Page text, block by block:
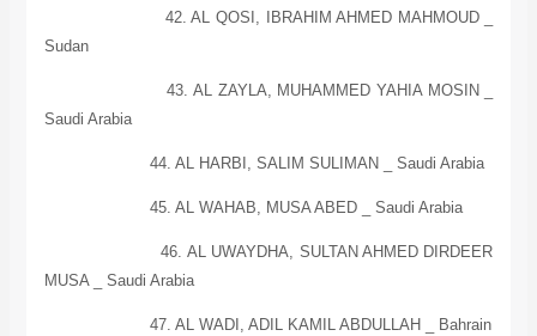
42. AL QOSI, IBRAHIM AHMED MAHMOUD _
Sudan
43. AL ZAYLA, MUHAMMED YAHIA MOSIN _
Saudi Arabia
44. AL HARBI, SALIM SULIMAN _ Saudi Arabia
45. AL WAHAB, MUSA ABED _ Saudi Arabia
46. AL UWAYDHA, SULTAN AHMED DIRDEER
MUSA _ Saudi Arabia
47. ALWADI, ADIL KAMIL ABDULLAH _ Bahrain